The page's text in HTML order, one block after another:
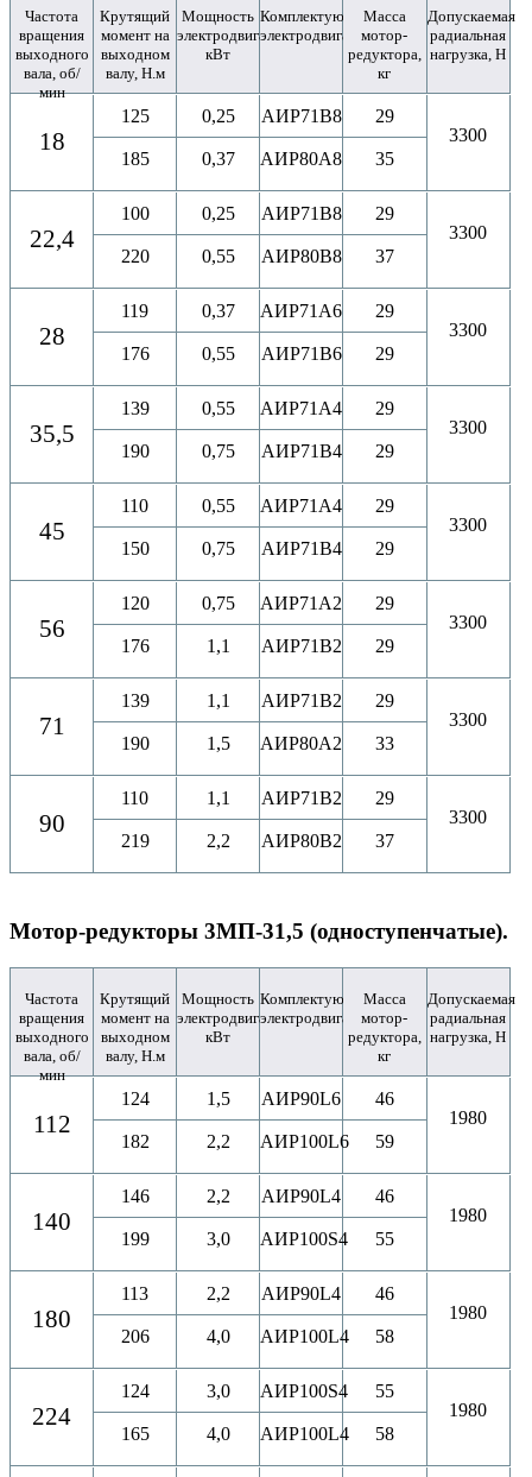
Частота
вращения
выходного
вала, об/
мин
Крутящий
момент на
выходном
валу, Н.м
Мощность
электродвигателя,
кВт
Комплектующий
электродвигатель
Масса
мотор-
редуктора,
кг
Допускаемая
радиальная
нагрузка, Н
18
125
185
0,25
0,37
АИР71B8
АИР80A8
29
35
3300
22,4
100
220
0,25
0,55
АИР71B8
АИР80B8
29
37
3300
28
119
176
0,37
0,55
АИР71A6
АИР71B6
29
29
3300
35,5
139
190
0,55
0,75
АИР71A4
АИР71B4
29
29
3300
45
110
150
0,55
0,75
АИР71A4
АИР71B4
29
29
3300
56
120
176
0,75
1,1
АИР71A2
АИР71B2
29
29
3300
71
139
190
1,1
1,5
АИР71B2
АИР80A2
29
33
3300
90
110
219
1,1
2,2
АИР71B2
АИР80B2
29
37
3300
Мотор-редукторы 3МП-31,5 (одноступенчатые).
Частота
вращения
выходного
вала, об/
мин
Крутящий
момент на
выходном
валу, Н.м
Мощность
электродвигателя,
кВт
Комплектующий
электродвигатель
Масса
мотор-
редуктора,
кг
Допускаемая
радиальная
нагрузка, Н
112
124
182
1,5
2,2
АИР90L6
АИР100L6
46
59
1980
140
146
199
2,2
3,0
АИР90L4
АИР100S4
46
55
1980
180
113
206
2,2
4,0
АИР90L4
АИР100L4
46
58
1980
224
124
165
3,0
4,0
АИР100S4
АИР100L4
55
58
1980